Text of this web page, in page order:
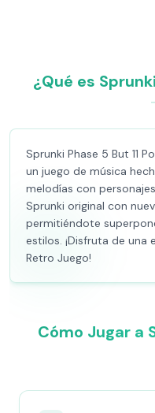
¿Qué es
Sprunki Phase 5 But 11
un juego de música
melodías con
Sprunki original con
permitiéndote
estilos. ¡Disfruta de una
Retro Juego!
Cómo Jugar a